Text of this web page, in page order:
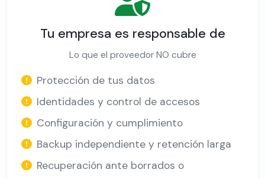
Tu empresa es responsable de
Lo que el proveedor NO cubre
Protección de tus datos
Identidades y control de accesos
Configuración y cumplimiento
Backup independiente y retención larga
Recuperación ante borrados o